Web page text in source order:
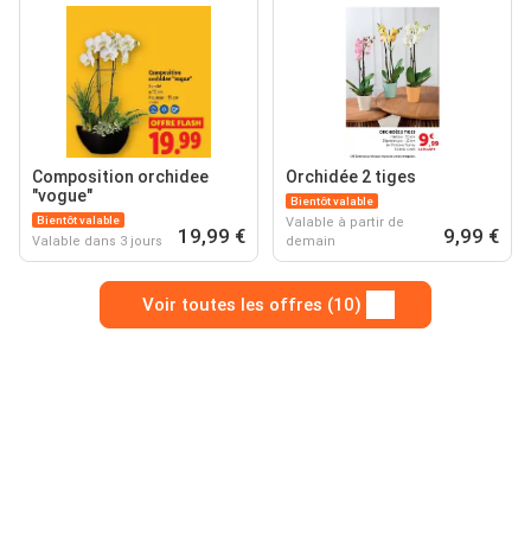
Composition orchidee
"vogue"
Bientôt valable
Valable dans 3 jours 19,99 €
Orchidée 2 tiges
Bientôt valable
Valable à partir de
demain
9,99 €
Voir toutes les offres (10)